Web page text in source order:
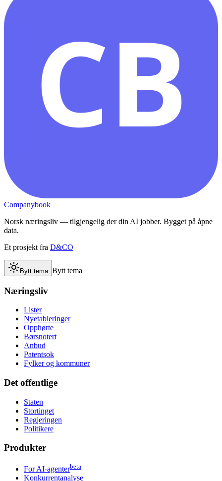
CB
Companybook
Norsk næringsliv — tilgjengelig der din AI jobber. Bygget på åpne
data.
Et prosjekt fra D&CO
Bytt tema Bytt tema
Næringsliv
Lister
Nyetableringer
Opphørte
Børsnotert
Anbud
Patentsok
Fylker og kommuner
Det offentlige
Staten
Stortinget
Regjeringen
Politikere
Produkter
For AI-agenterbeta
Konkurrentanalyse